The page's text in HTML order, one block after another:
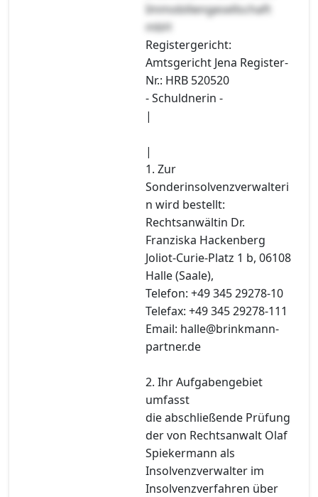
Immobiliengesellschaft
mbH
Registergericht:
Amtsgericht Jena Register-
Nr.: HRB 520520
- Schuldnerin -
|
|
1. Zur
Sonderinsolvenzverwalteri
n wird bestellt:
Rechtsanwältin Dr.
Franziska Hackenberg
Joliot-Curie-Platz 1 b, 06108
Halle (Saale),
Telefon: +49 345 29278-10
Telefax: +49 345 29278-111
Email: halle@brinkmann-
partner.de
2. Ihr Aufgabengebiet
umfasst
die abschließende Prüfung
der von Rechtsanwalt Olaf
Spiekermann als
Insolvenzverwalter im
Insolvenzverfahren über